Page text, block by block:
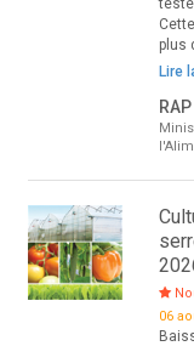
plus
Lire
06